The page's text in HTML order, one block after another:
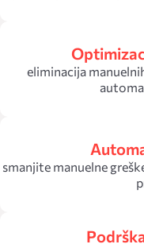
eliminacija manuelnih grešaka, uz precizne normative i
smanjite manuelne greške uz precizne normative i automatsko